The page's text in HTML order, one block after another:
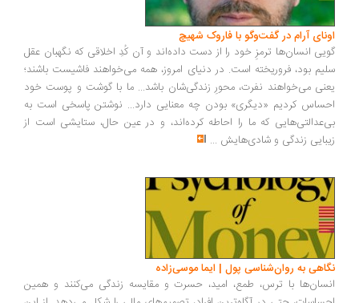
آرام در گفت‌وگو با فاروک شهیچ‭
انسان‌ها ترمزِ خود را از دست داده‌اند و آن کُدِ اخلاقی که نگهبان عقل
بود، فروریخته است. در دنیای امروز، همه می‌خواهند فاشیست باشند؛
می‌خواهند نفرت، محورِ زندگی‌شان باشد... ما با گوشت و پوست خود
کردیم «دیگری» بودن چه معنایی دارد... نوشتن پاسخی است به
که ما را احاطه کرده‌اند، و در عین حال، ستایشی است از
زندگی و شادی‌هایش...
به روان‌شناسی پول | ایما موسی‌زاده
با ترس، طمع، امید، حسرت و مقایسه زندگی می‌کنند و همین